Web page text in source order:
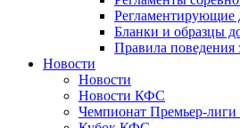
Регламентирующие
Бланки и образцы
Правила поведения
Новости
Новости
Новости КФС
Чемпионат Премьер-